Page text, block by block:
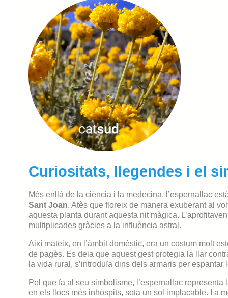
Curiositats, llegendes i el
Més enllà de la ciència i la medecina, l’espernallac
Sant Joan. Atès que floreix de manera exuberant al
aquesta planta durant aquesta nit màgica.
multiplicades gràcies a la influència astral.
Així mateix, en l’àmbit domèstic, era un costum molt
de pagès. Es deia que aquest gest protegia la llar
la vida rural, s’introduïa dins dels armaris per
Pel que fa al seu simbolisme, l’espernallac representa
en els llocs més inhòspits, sota un sol implacable. I a